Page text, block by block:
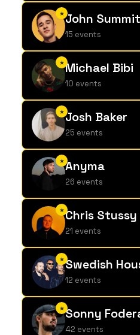
★John Summit
15 events
★Michael Bibi
10 events
★Josh Baker
25 events
★Anyma
26 events
★Chris Stussy
21 events
★Swedish
12 events
★Sonny
42 events